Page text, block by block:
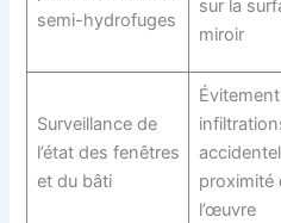
semi-hydrofuges
sur la
miroir
Surveillance de
l’état des fenêtres
et du bâti
proximité
l’œuvre